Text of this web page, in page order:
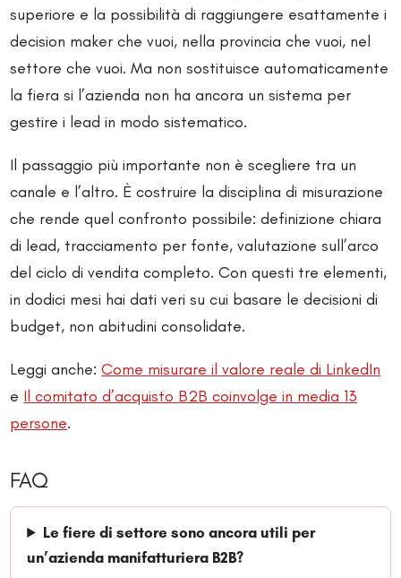
superiore e la possibilità di raggiungere esattamente i
decision maker che vuoi, nella provincia che vuoi, nel
settore che vuoi. Ma non sostituisce automaticamente
la fiera si l’azienda non ha ancora un sistema per
gestire i lead in modo sistematico.
Il passaggio più importante non è scegliere tra un
canale e l’altro. È costruire la disciplina di misurazione
che rende quel confronto possibile: definizione chiara
di lead, tracciamento per fonte, valutazione sull’arco
del ciclo di vendita completo. Con questi tre elementi,
in dodici mesi hai dati veri su cui basare le decisioni di
budget, non abitudini consolidate.
Leggi anche:Come misurare il valore reale di LinkedIn
e Il comitato d’acquisto B2B coinvolge in media 13
persone.
FAQ
Le fiere di settore sono ancora utili per
un’azienda manifatturiera B2B?